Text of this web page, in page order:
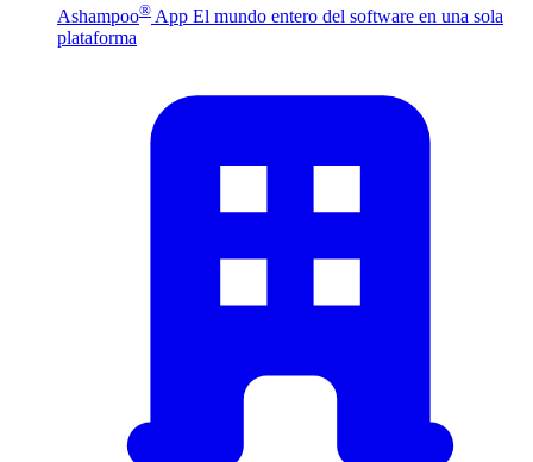
Ashampoo® App El mundo entero del software en una sola
plataforma